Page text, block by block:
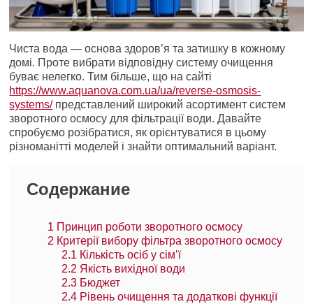
Чиста вода — основа здоров’я та затишку в кожному
домі. Проте вибрати відповідну систему очищення
буває нелегко. Тим більше, що на сайті
https://www.aquanova.com.ua/ua/reverse-osmosis-
systems/ представлений широкий асортимент систем
зворотного осмосу для фільтрації води. Давайте
спробуємо розібратися, як орієнтуватися в цьому
різноманітті моделей і знайти оптимальний варіант.
Содержание
1 Принцип роботи зворотного осмосу
2 Критерії вибору фільтра зворотного осмосу
2.1 Кількість осіб у сім’ї
2.2 Якість вихідної води
2.3 Бюджет
2.4 Рівень очищення та додаткові функції